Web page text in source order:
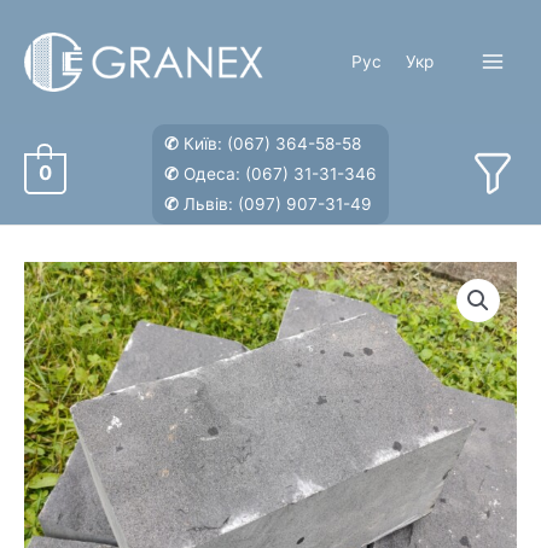
содержимому
Рус Укр
0
✆ Київ: (067) 364-58-58
✆ Одеса: (067) 31-31-346
✆ Львів: (097) 907-31-49